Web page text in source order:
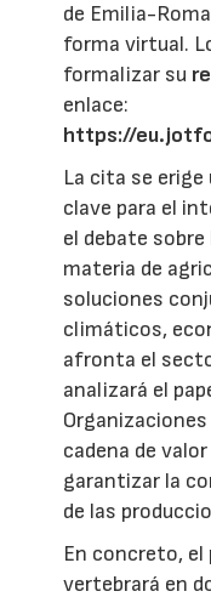
de Emilia-
forma virtual.
formalizar su
enlace:
https://
La cita se
clave para el
el debate
materia de
soluciones
climáticos,
afronta el
analizará el
cadena de
garantizar la
de las
En concreto, el
vertebrará en